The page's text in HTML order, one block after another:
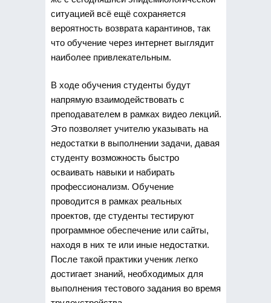
ситуацией всё ещё сохраняется
вероятность возврата карантинов, так
что обучение через интернет выглядит
наиболее привлекательным.
В ходе обучения студенты будут
напрямую взаимодействовать с
преподавателем в рамках видео лекций.
Это позволяет учителю указывать на
недостатки в выполнении задачи, давая
студенту возможность быстро
осваивать навыки и набирать
профессионализм. Обучение
проводится в рамках реальных
проектов, где студенты тестируют
программное обеспечение или сайты,
находя в них те или иные недостатки.
После такой практики ученик легко
достигает знаний, необходимых для
выполнения тестового задания во время